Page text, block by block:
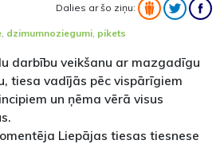
Dalies ar šo ziņu:
dzimumnoziegumi pikets
darbību veikšanu ar mazgadīgu
tiesa vadījās pēc vispārīgiem
un ņēma vērā visus
Liepājas tiesas tiesnese